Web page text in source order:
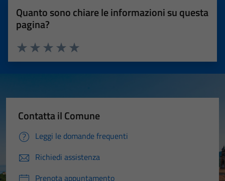
Quanto sono chiare le informazioni su questa
pagina?
Valuta 5 stelle su 5
Valuta 4 stelle su 5
Valuta 3 stelle su 5
Valuta 2 stelle su 5
Valuta 1 stelle su 5
Contatta il Comune
Leggi le domande frequenti
Richiedi assistenza
Prenota appuntamento